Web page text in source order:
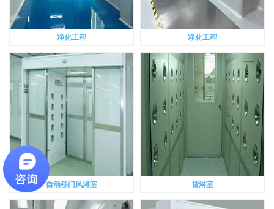
净化工程 净化工程
自动移门风淋室 货淋室